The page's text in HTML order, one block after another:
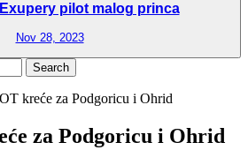
pilot malog princa
Nov 28, 2023
kreće za Podgoricu i Ohrid
za Podgoricu i Ohrid